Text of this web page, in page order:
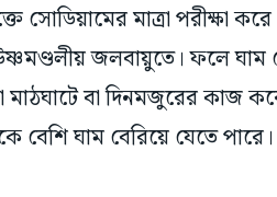
সোডিয়ামের মাত্রা পরীক্ষা
জলবায়ুতে। ফলে ঘাম
মাঠঘাটে বা দিনমজুরের কাজ
বেশি ঘাম বেরিয়ে যেতে